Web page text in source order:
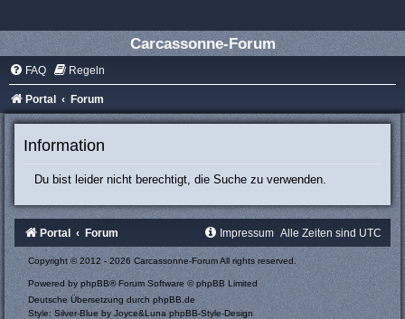
Carcassonne-Forum
FAQ Regeln
Portal Forum
Information
Du bist leider nicht berechtigt, die Suche zu verwenden.
Portal Forum Alle Zeiten sind UTC
Impressum
Copyright © 2012 - 2026 Carcassonne-Forum All rights reserved.
Powered by phpBB® Forum Software © phpBB Limited
Deutsche Übersetzung durch phpBB.de
Style: Silver-Blue by Joyce&LunaphpBB-Style-Design